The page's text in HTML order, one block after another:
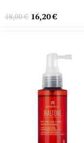
18,00€ 16,20€